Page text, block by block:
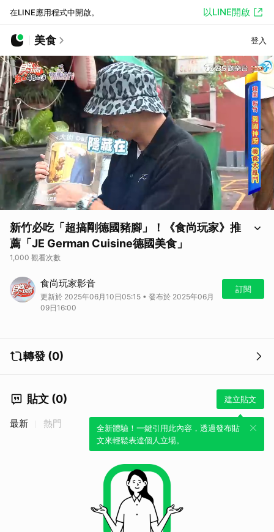
在LINE應用程式中開啟。 以LINE開啟
美食 登入
新竹必吃「超搞剛德國豬腳」！《食尚玩家》推
薦「JE German Cuisine德國美食」
1,000 觀看次數
JE German Cuisine 德國美食
地址：新竹縣竹北市縣政二路9號
電話：0916500300
時間：週四至日11：30～14：00、17：30～21：00（週一至三休）
食尚玩家影音
更新於 2025年06月10日05:15 • 發布於 2025年06月
09日16:00
訂閱
轉發 (0)
貼文 (0) 建立貼文
全新體驗！一鍵引用此內容，透過發布貼
文來輕鬆表達個人立場。
最新 熱門